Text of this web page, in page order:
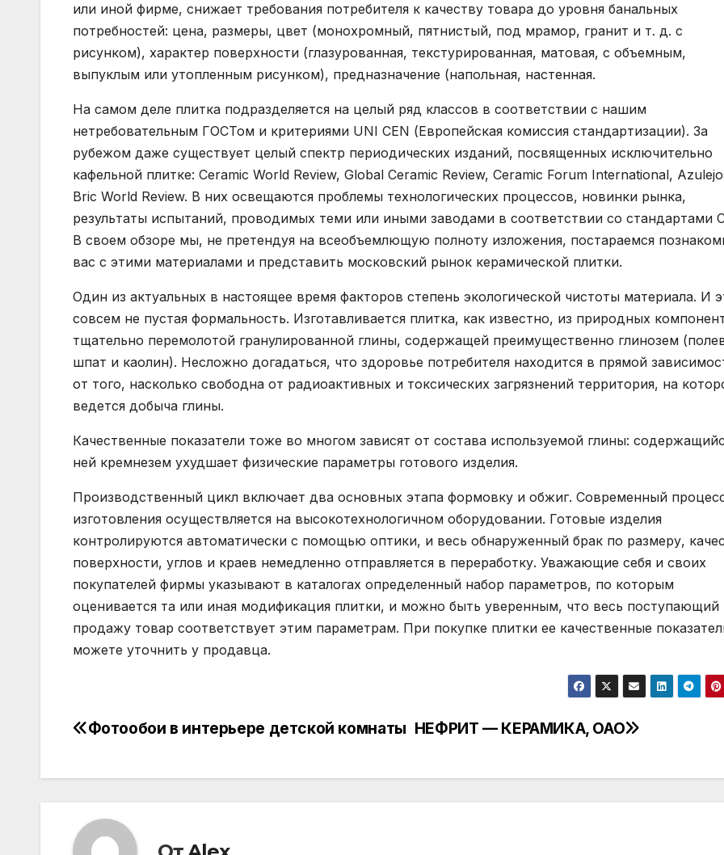
или иной фирме, снижает требования потребителя к качеству товара до уровня банальных
потребностей: цена, размеры, цвет (монохромный, пятнистый, под мрамор, гранит и т. д. с
рисунком), характер поверхности (глазурованная, текстурированная, матовая, с объемным,
выпуклым или утопленным рисунком), предназначение (напольная, настенная.
На самом деле плитка подразделяется на целый ряд классов в соответствии с нашим
нетребовательным ГОСТом и критериями UNI CEN (Европейская комиссия стандартизации). За
рубежом даже существует целый спектр периодических изданий, посвященных исключительно
кафельной плитке: Сeramic World Review, Global Сeramic Review, Ceramic Forum International,
Bric World Review. В них освещаются проблемы технологических процессов, новинки рынка,
результаты испытаний, проводимых теми или иными заводами в соответствии со стандартами
В своем обзоре мы, не претендуя на всеобъемлющую полноту изложения, постараемся
вас с этими материалами и представить московский рынок керамической плитки.
Один из актуальных в настоящее время факторов степень экологической чистоты материала. И
совсем не пустая формальность. Изготавливается плитка, как известно, из природных
тщательно перемолотой гранулированной глины, содержащей преимущественно глинозем
шпат и каолин). Несложно догадаться, что здоровье потребителя находится в прямой
от того, насколько свободна от радиоактивных и токсических загрязнений территория, на
ведется добыча глины.
Качественные показатели тоже во многом зависят от состава используемой глины:
ней кремнезем ухудшает физические параметры готового изделия.
Производственный цикл включает два основных этапа формовку и обжиг. Современный
изготовления осуществляется на высокотехнологичном оборудовании. Готовые изделия
контролируются автоматически с помощью оптики, и весь обнаруженный брак по размеру,
поверхности, углов и краев немедленно отправляется в переработку. Уважающие себя и своих
покупателей фирмы указывают в каталогах определенный набор параметров, по которым
оценивается та или иная модификация плитки, и можно быть уверенным, что весь поступающий
продажу товар соответствует этим параметрам. При покупке плитки ее качественные
можете уточнить у продавца.
Навигация
НЕФРИТ — КЕРАМИКА, ОАО
Фотообои в интерьере детской комнаты